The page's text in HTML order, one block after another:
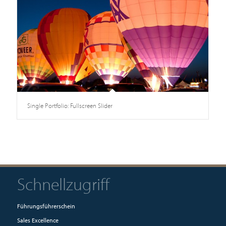
Single Portfolio: Fullscreen Slider
Schnellzugriff
Führungsführerschein
Sales Excellence